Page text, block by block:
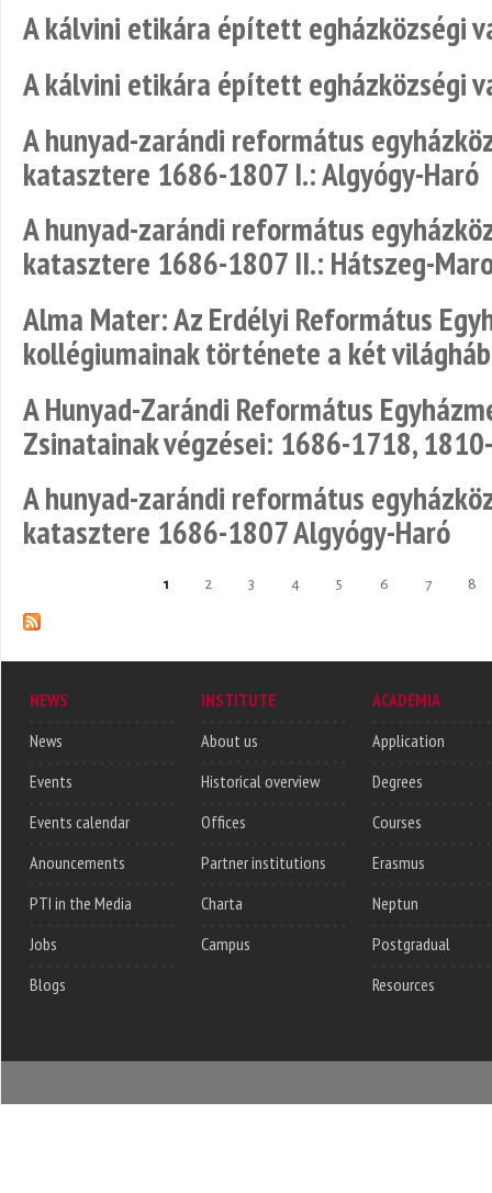
A kálvini etikára épített egházközségi
A kálvini etikára épített egházközségi
A hunyad-zarándi református
katasztere 1686-1807 I.: Algyógy-Haró
A hunyad-zarándi református
katasztere 1686-1807 II.: Hátszeg-
Alma Mater: Az Erdélyi Református
kollégiumainak története a két
A Hunyad-Zarándi Református
Zsinatainak végzései: 1686-1718,
A hunyad-zarándi református
katasztere 1686-1807 Algyógy-Haró
1 2 3 4 5 6 7 8
NEWS
News
Events
Events calendar
Anouncements
PTI in the Media
Jobs
Blogs
INSTITUTE
About us
Historical overview
Offices
Partner institutions
Charta
Campus
ACADEMIA
Application
Degrees
Courses
Erasmus
Neptun
Postgradual
Resources